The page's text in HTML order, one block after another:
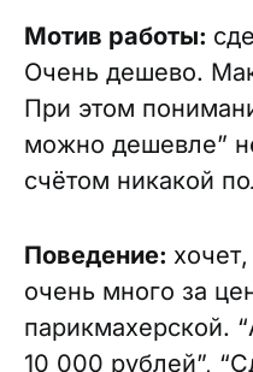
Мотив работы:
Очень дешево.
При этом
можно дешевле”
счётом никакой
Поведение:
очень много за
парикмахерской.
10 000 рублей”,